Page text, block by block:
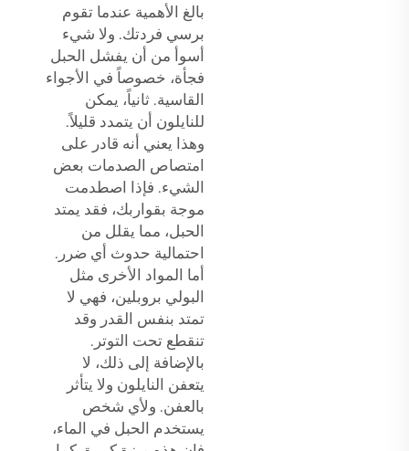
بالغ الأهمية عندما تقوم
برسي فردتك. ولا شيء
أسوأ من أن يفشل الحبل
فجأة، خصوصاً في الأجواء
القاسية. ثانياً، يمكن
للنايلون أن يتمدد قليلاً.
وهذا يعني أنه قادر على
امتصاص الصدمات بعض
الشيء. فإذا اصطدمت
موجة بقواربك، فقد يمتد
الحبل، مما يقلل من
احتمالية حدوث أي ضرر.
أما المواد الأخرى مثل
البولي بروبلين، فهي لا
تمتد بنفس القدر وقد
تنقطع تحت التوتر.
بالإضافة إلى ذلك، لا
يتعفن النايلون ولا يتأثر
بالعفن. ولأي شخص
يستخدم الحبل في الماء،